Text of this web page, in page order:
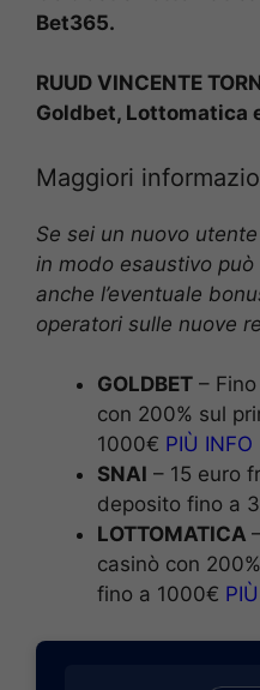
Bet365.
RUUD VINCENTE
Goldbet, Lottomatica
Maggiori
Se sei un nuovo
in modo esaustivo
anche l’eventuale
operatori sulle nuove
GOLDBET –
con 200% sul
1000€ PIÙ INFO
SNAI – 15 euro
deposito fino a
LOTTOMATICA
casinò con
fino a 1000€